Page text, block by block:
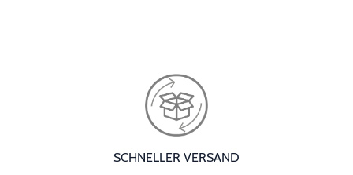
SCHNELLER VERSAND